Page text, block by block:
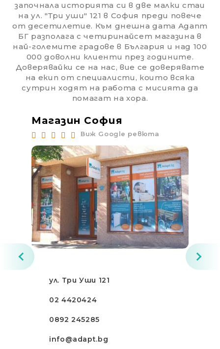
започнала историята си в две малки стаи
на ул. "Три уши" 121 в София преди повече
от десетилетие. Към днешна дата Адапт
БГ разполага с четиринайсет магазина в
най-големите градове в България и над 100
000 доволни клиенти през годините.
Доверявайки се на нас, вие се доверявате
на екип от специалисти, които всяка
сутрин ходят на работа с мисията да
помагат на хора.
Магазин София
Виж Google ревюта
ул. Три Уши 121
02 4420424
0892 245285
info@adapt.bg